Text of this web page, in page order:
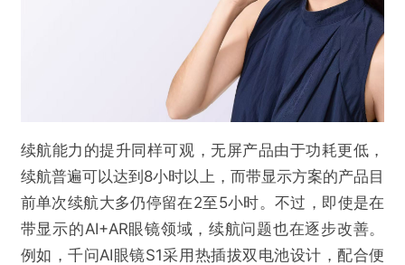
续航能力的提升同样可观，无屏产品由于功耗更低，
续航普遍可以达到8小时以上，而带显示方案的产品目
前单次续航大多仍停留在2至5小时。不过，即使是在
带显示的AI+AR眼镜领域，续航问题也在逐步改善。
例如，千问AI眼镜S1采用热插拔双电池设计，配合便